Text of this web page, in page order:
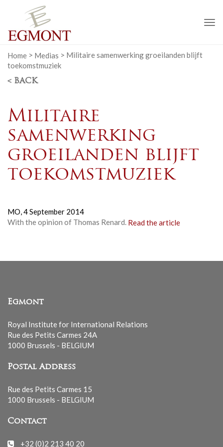
Home > Medias > Militaire samenwerking groeilanden blijft
toekomstmuziek
< BACK
Militaire
samenwerking
groeilanden blijft
toekomstmuziek
MO,4 September 2014
With the opinion of Thomas Renard. Read the article
Egmont
Royal Institute for International Relations
Rue des Petits Carmes 24A
1000 Brussels - BELGIUM
Postal Address
Rue des Petits Carmes 15
1000 Brussels - BELGIUM
Contact
+32 (0)2 213 40 20